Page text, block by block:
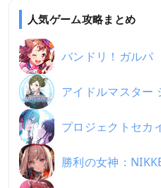
人気ゲーム攻略まとめ
バンドリ！ガルパ
アイドルマスター
プロジェクトセカ
勝利の女神：